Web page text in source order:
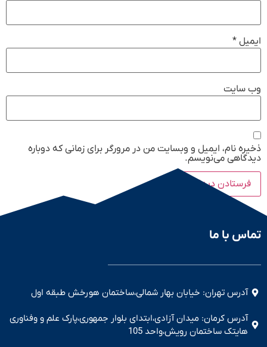
ایمیل *
وب‌ سایت
ذخیره نام، ایمیل و وبسایت من در مرورگر برای زمانی که دوباره
دیدگاهی می‌نویسم.
تماس با ما
آدرس تهران: خیابان بهار شمالی،ساختمان هورخش طبقه اول
آدرس کرمان: میدان آزادی،ابتدای بلوار جمهوری،پارک علم و وفناوری
هایتک ساختمان رویش،واحد 105